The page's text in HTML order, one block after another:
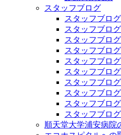
スタッフブログ
スタッフブログ
スタッフブログ
スタッフブログ
スタッフブログ
スタッフブログ
スタッフブログ
スタッフブログ
スタッフブログ
スタッフブログ
スタッフブログ
順天堂大学浦安病院